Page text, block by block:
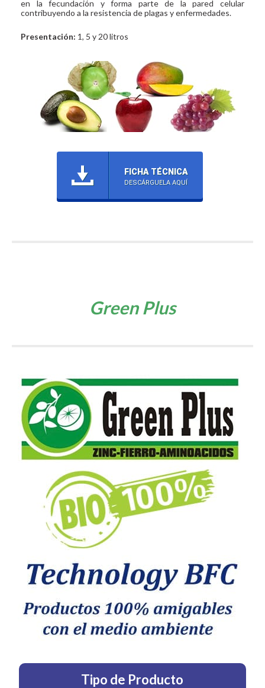
en la fecundación y forma parte de la pared celular
contribuyendo a la resistencia de plagas y enfermedades.
Presentación: 1, 5 y 20 litros
FICHA TÉCNICA
DESCÁRGUELA AQUÍ
Green Plus
Tipo de Producto